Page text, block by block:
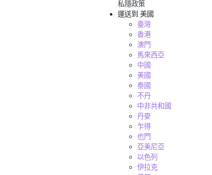
私隱政策
運送到 美國
臺灣
香港
澳門
馬來西亞
中國
美國
泰國
不丹
中非共和國
丹麥
乍得
也門
亞美尼亞
以色列
伊拉克